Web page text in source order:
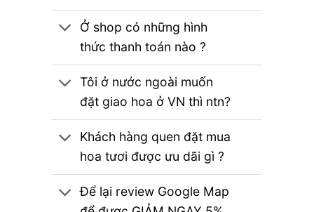
Ở shop có những hình
thức thanh toán nào ?
Tôi ở nước ngoài muốn
đặt giao hoa ở VN thì ntn?
Khách hàng quen đặt mua
hoa tươi được ưu dãi gì ?
Để lại review Google Map